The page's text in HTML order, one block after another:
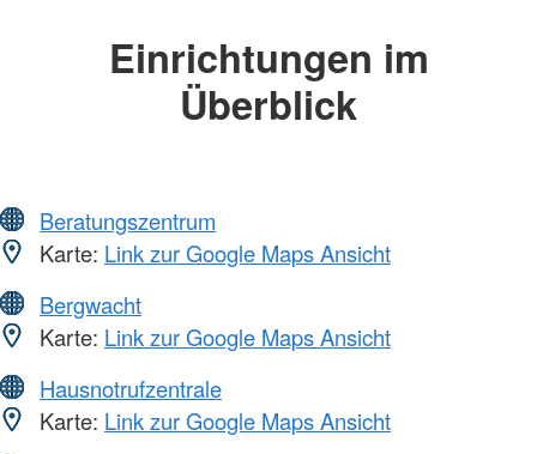
Einrichtungen im
Überblick
Beratungszentrum
Karte: Link zur Google Maps Ansicht
Bergwacht
Karte: Link zur Google Maps Ansicht
Hausnotrufzentrale
Karte: Link zur Google Maps Ansicht